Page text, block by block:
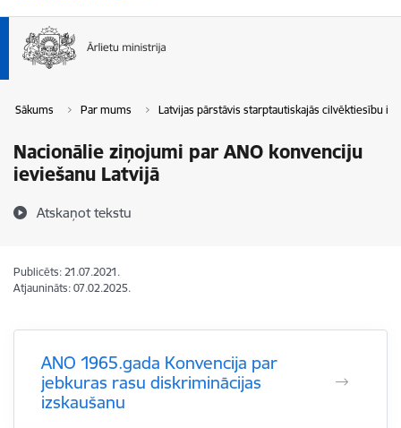
Sākums Par mums Latvijas pārstāvis starptautiskajās cilvēktiesību
Nacionālie ziņojumi par ANO konvenciju
ieviešanu Latvijā
Atskaņot tekstu
Publicēts: 21.07.2021.
Atjaunināts: 07.02.2025.
ANO 1965.gada Konvencija par
jebkuras rasu diskriminācijas
izskaušanu